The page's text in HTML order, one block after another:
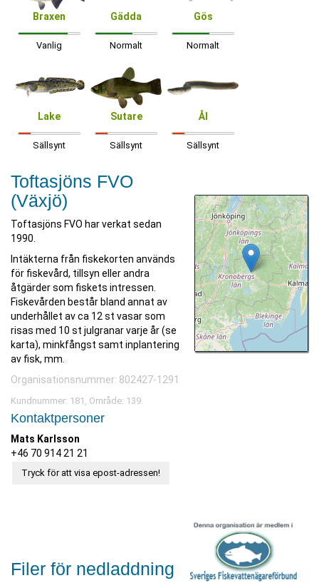
Braxen
Vanlig
Gädda
Normalt
Gös
Normalt
Lake
Sällsynt
Sutare
Sällsynt
Ål
Sällsynt
Toftasjöns FVO
(Växjö)
Toftasjöns FVO har verkat sedan
1990.
Intäkterna från fiskekorten används
för fiskevård, tillsyn eller andra
åtgärder som fiskets intressen.
Fiskevården består bland annat av
underhållet av ca 12 st vasar som
risas med 10 st julgranar varje år (se
karta), minkfångst samt inplantering
av fisk, mm.
Organisationsnummer: 802427-1291
Kundnummer: 181, Område: 139.
Kontaktpersoner
Mats Karlsson
+46 70 914 21 21
Tryck för att visa epost-adressen!
Filer för nedladdning